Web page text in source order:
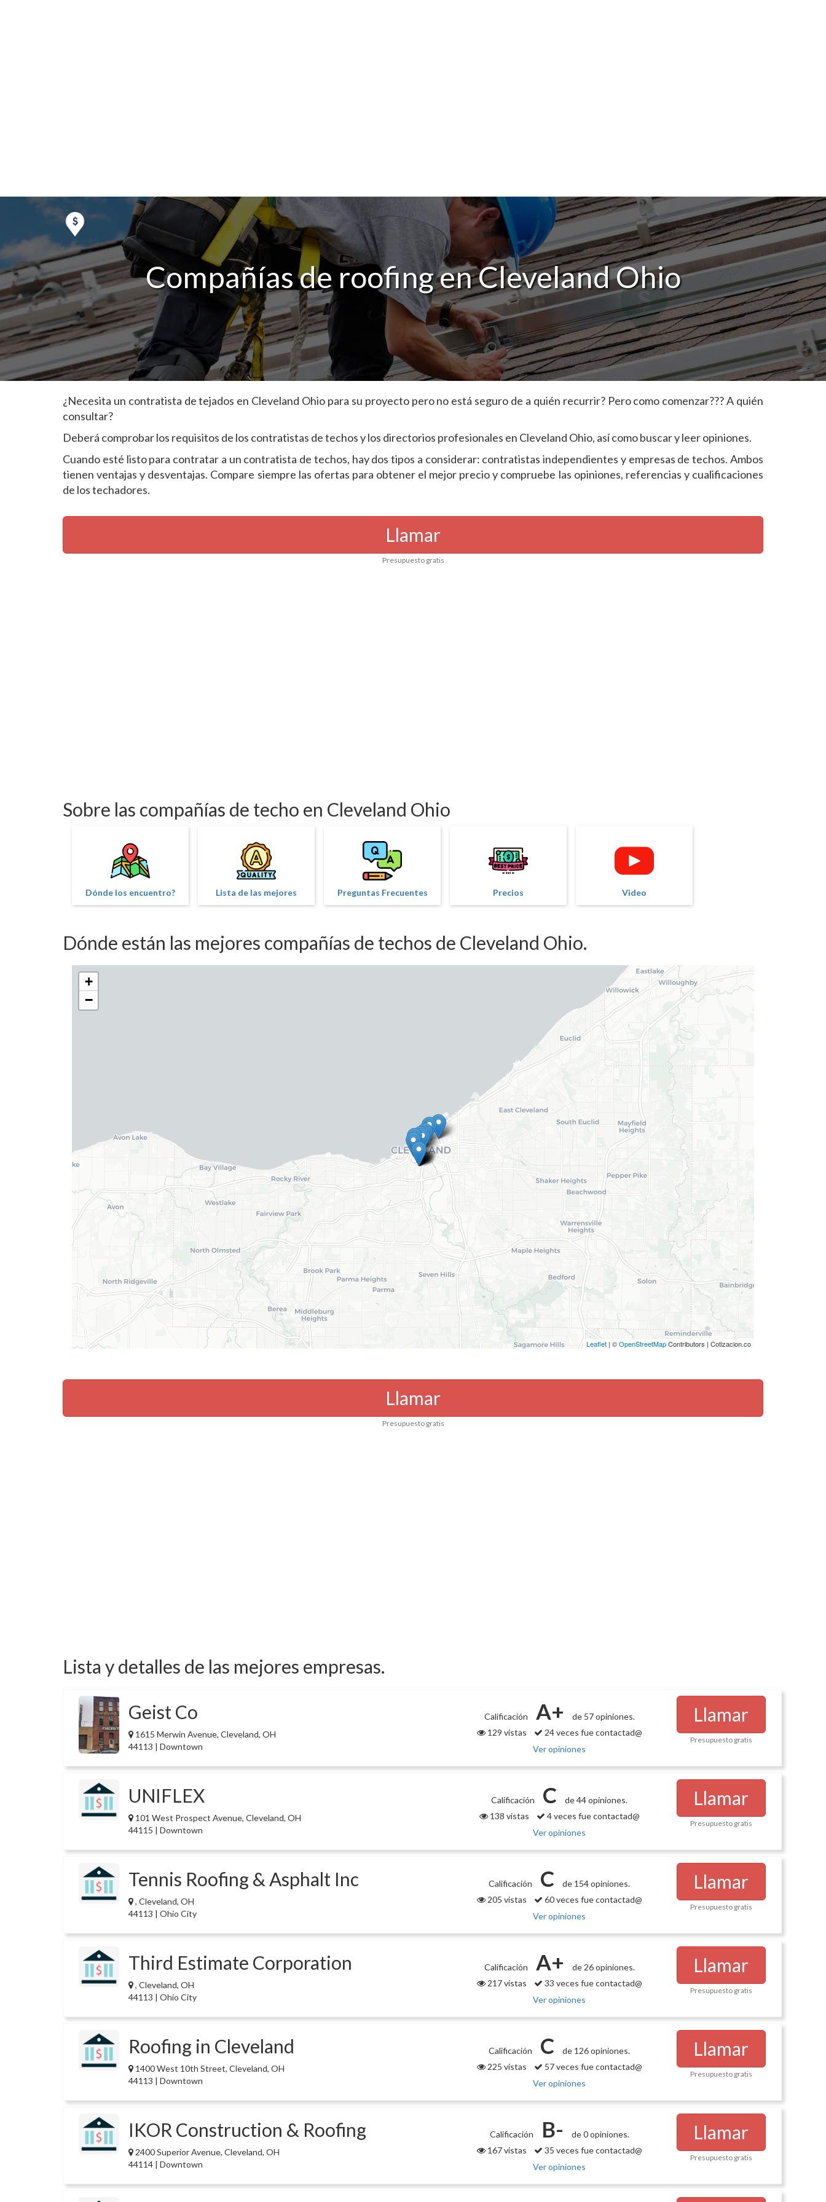
Compañías de roofing en Cleveland Ohio
¿Necesita un contratista de tejados en Cleveland Ohio para su proyecto pero no está seguro de a quién recurrir? Pero como comenzar??? A quién
consultar?
Deberá comprobar los requisitos de los contratistas de techos y los directorios profesionales en Cleveland Ohio, así como buscar y leer opiniones.
Cuando esté listo para contratar a un contratista de techos, hay dos tipos a considerar: contratistas independientes y empresas de techos. Ambos
tienen ventajas y desventajas. Compare siempre las ofertas para obtener el mejor precio y compruebe las opiniones, referencias y cualificaciones
de los techadores.
Llamar
Presupuesto gratis
Sobre las compañías de techo en Cleveland Ohio
Dónde los encuentro? Lista de las mejores Preguntas Frecuentes Precios Video
Dónde están las mejores compañías de techos de Cleveland Ohio.
+
−
Leaflet | ©OpenStreetMapContributors | Cotizacion.co
Llamar
Presupuesto gratis
Lista y detalles de las mejores empresas.
Geist Co
1615 Merwin Avenue, Cleveland, OH
44113 | Downtown
Calificación A+
de 57 opiniones.
129 vistas
24 veces fue contactad@
Ver opiniones
Llamar
Presupuesto gratis
UNIFLEX
101 West Prospect Avenue, Cleveland, OH
44115 | Downtown
Calificación C
de 44 opiniones.
138 vistas
4 veces fue contactad@
Ver opiniones
Llamar
Presupuesto gratis
Tennis Roofing & Asphalt Inc
, Cleveland, OH
44113 | Ohio City
Calificación C
de 154 opiniones.
205 vistas
60 veces fue contactad@
Ver opiniones
Llamar
Presupuesto gratis
Third Estimate Corporation
, Cleveland, OH
44113 | Ohio City
Calificación A+
de 26 opiniones.
217 vistas
33 veces fue contactad@
Ver opiniones
Llamar
Presupuesto gratis
Roofing in Cleveland
1400 West 10th Street, Cleveland, OH
44113 | Downtown
Calificación C
de 126 opiniones.
225 vistas
57 veces fue contactad@
Ver opiniones
Llamar
Presupuesto gratis
IKOR Construction & Roofing
2400 Superior Avenue, Cleveland, OH
44114 | Downtown
Calificación B-
de 0 opiniones.
167 vistas
35 veces fue contactad@
Ver opiniones
Llamar
Presupuesto gratis